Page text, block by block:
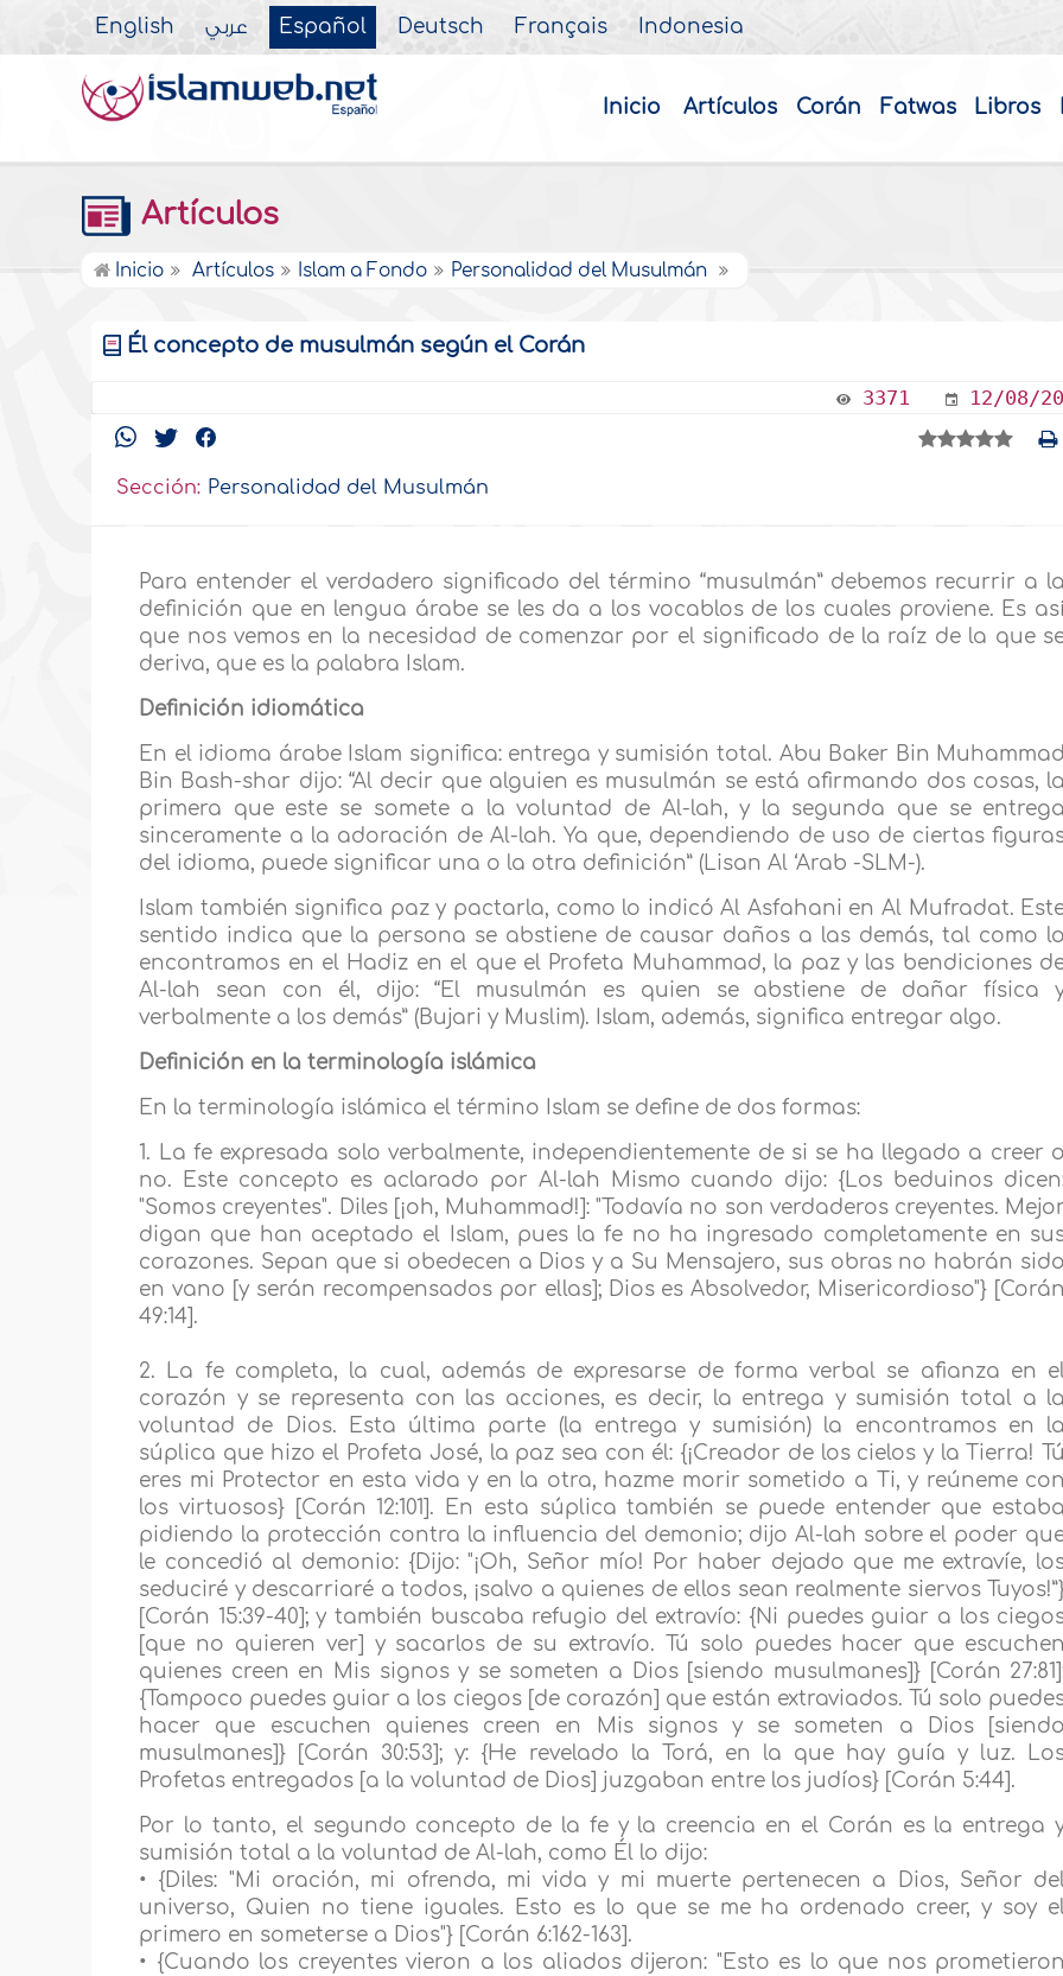
English عربي Español Deutsch Français Indonesia
Inicio Artículos Corán Fatwas Libros
Artículos
Inicio Artículos Islam a Fondo Personalidad del Musulmán
Él concepto de musulmán según el Corán
3371 12/08/
Sección: Personalidad del Musulmán
Para entender el verdadero significado del término “musulmán” debemos recurrir a la
definición que en lengua árabe se les da a los vocablos de los cuales proviene. Es así
que nos vemos en la necesidad de comenzar por el significado de la raíz de la que
deriva, que es la palabra Islam.
Definición idiomática
En el idioma árabe Islam significa: entrega y sumisión total. Abu Baker Bin Muhammad
Bin Bash-shar dijo: “Al decir que alguien es musulmán se está afirmando dos cosas, la
primera que este se somete a la voluntad de Al-lah, y la segunda que se entrega
sinceramente a la adoración de Al-lah. Ya que, dependiendo de uso de ciertas
del idioma, puede significar una o la otra definición” (Lisan Al ‘Arab -SLM-).
Islam también significa paz y pactarla, como lo indicó Al Asfahani en Al Mufradat.
sentido indica que la persona se abstiene de causar daños a las demás, tal como lo
encontramos en el Hadiz en el que el Profeta Muhammad, la paz y las bendiciones
Al-lah sean con él, dijo: “El musulmán es quien se abstiene de dañar física
verbalmente a los demás” (Bujari y Muslim). Islam, además, significa entregar algo.
Definición en la terminología islámica
En la terminología islámica el término Islam se define de dos formas:
1. La fe expresada solo verbalmente, independientemente de si se ha llegado a creer o
no. Este concepto es aclarado por Al-lah Mismo cuando dijo: {Los beduinos
"Somos creyentes". Diles [¡oh, Muhammad!]: "Todavía no son verdaderos creyentes. Mejor
digan que han aceptado el Islam, pues la fe no ha ingresado completamente en
corazones. Sepan que si obedecen a Dios y a Su Mensajero, sus obras no habrán sido
en vano [y serán recompensados por ellas]; Dios es Absolvedor, Misericordioso"} [Corán
49:14].
2. La fe completa, la cual, además de expresarse de forma verbal se afianza en
corazón y se representa con las acciones, es decir, la entrega y sumisión total a la
voluntad de Dios. Esta última parte (la entrega y sumisión) la encontramos en la
súplica que hizo el Profeta José, la paz sea con él: {¡Creador de los cielos y la Tierra! Tú
eres mi Protector en esta vida y en la otra, hazme morir sometido a Ti, y reúneme con
los virtuosos} [Corán 12:101]. En esta súplica también se puede entender que estaba
pidiendo la protección contra la influencia del demonio; dijo Al-lah sobre el poder
le concedió al demonio: {Dijo: "¡Oh, Señor mío! Por haber dejado que me extravíe,
seduciré y descarriaré a todos, ¡salvo a quienes de ellos sean realmente siervos
[Corán 15:39-40]; y también buscaba refugio del extravío: {Ni puedes guiar a los
[que no quieren ver] y sacarlos de su extravío. Tú solo puedes hacer que escuchen
quienes creen en Mis signos y se someten a Dios [siendo musulmanes]} [Corán
{Tampoco puedes guiar a los ciegos [de corazón] que están extraviados. Tú solo
hacer que escuchen quienes creen en Mis signos y se someten a Dios [siendo
musulmanes]} [Corán 30:53]; y: {He revelado la Torá, en la que hay guía y luz.
Profetas entregados [a la voluntad de Dios] juzgaban entre los judíos} [Corán 5:44].
Por lo tanto, el segundo concepto de la fe y la creencia en el Corán es la entrega
sumisión total a la voluntad de Al-lah, como Él lo dijo:
• {Diles: "Mi oración, mi ofrenda, mi vida y mi muerte pertenecen a Dios, Señor
universo, Quien no tiene iguales. Esto es lo que se me ha ordenado creer, y soy
primero en someterse a Dios"} [Corán 6:162-163].
• {Cuando los creyentes vieron a los aliados dijeron: "Esto es lo que nos prometieron